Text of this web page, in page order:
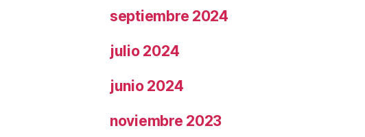
septiembre 2024
julio 2024
junio 2024
noviembre 2023